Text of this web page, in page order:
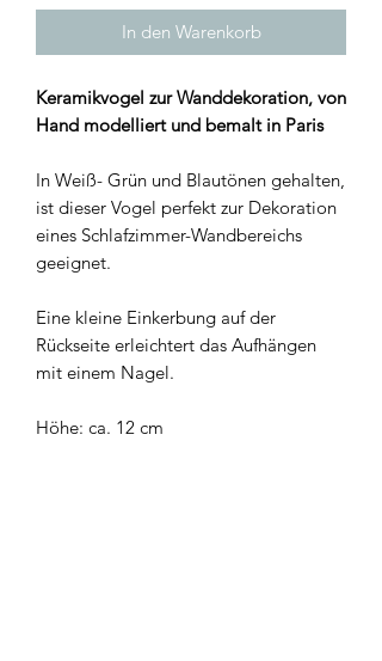
In den Warenkorb
Keramikvogel zur Wanddekoration, von
Hand modelliert und bemalt in Paris
In Weiß- Grün und Blautönen gehalten,
ist dieser Vogel perfekt zur Dekoration
eines Schlafzimmer-Wandbereichs
geeignet.
Eine kleine Einkerbung auf der
Rückseite erleichtert das Aufhängen
mit einem Nagel.
Höhe: ca. 12 cm